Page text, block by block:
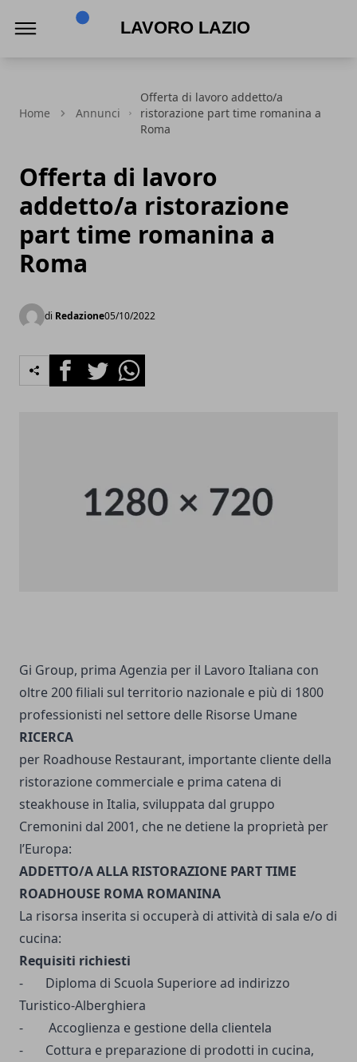
Home Annunci
Offerta di lavoro addetto/a
ristorazione part time romanina a
Roma
Offerta di lavoro
addetto/a ristorazione
part time romanina a
Roma
di Redazione05/10/2022
FacebookTwitterWhatsapp
Gi Group, prima Agenzia per il Lavoro Italiana con
oltre 200 filiali sul territorio nazionale e più di 1800
professionisti nel settore delle Risorse Umane
RICERCA
per Roadhouse Restaurant, importante cliente della
ristorazione commerciale e prima catena di
steakhouse in Italia, sviluppata dal gruppo
Cremonini dal 2001, che ne detiene la proprietà per
l’Europa:
ADDETTO/A ALLA RISTORAZIONE PART TIME
ROADHOUSE ROMA ROMANINA
La risorsa inserita si occuperà di attività di sala e/o di
cucina:
Requisiti richiesti
- Diploma di Scuola Superiore ad indirizzo
Turistico-Alberghiera
- Accoglienza e gestione della clientela
- Cottura e preparazione di prodotti in cucina,